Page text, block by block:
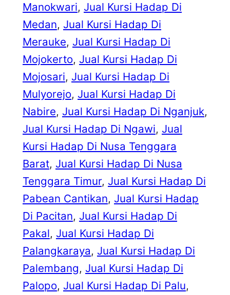
Manokwari, Jual Kursi Hadap Di
Medan, Jual Kursi Hadap Di
Merauke, Jual Kursi Hadap Di
Mojokerto, Jual Kursi Hadap Di
Mojosari, Jual Kursi Hadap Di
Mulyorejo, Jual Kursi Hadap Di
Nabire, Jual Kursi Hadap Di Nganjuk
Jual Kursi Hadap Di Ngawi, Jual
Kursi Hadap Di Nusa Tenggara
Barat, Jual Kursi Hadap Di Nusa
Tenggara Timur, Jual Kursi Hadap Di
Pabean Cantikan, Jual Kursi Hadap
Di Pacitan, Jual Kursi Hadap Di
Pakal, Jual Kursi Hadap Di
Palangkaraya, Jual Kursi Hadap Di
Palembang, Jual Kursi Hadap Di
Palopo, Jual Kursi Hadap Di Palu